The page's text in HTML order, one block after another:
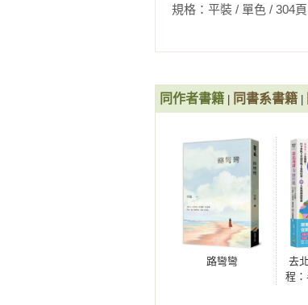
寞》《寂寞，又怎樣？》
規格：平裝 / 單色 /
同作者書籍 同書系書籍
路彎彎
去
程